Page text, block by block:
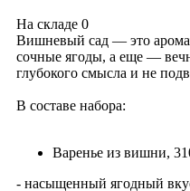
На складе 0
Вишневый сад — это
сочные ягоды, а еще —
глубокого смысла и не
В составе набора:
Варенье из вишни,
- насыщенный ягодный